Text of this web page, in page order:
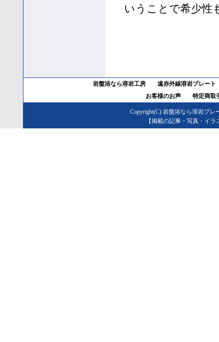
いうことで希少性
岩盤浴なら溶岩工房
遠赤外線溶岩プレート
お客様のお声
特定商取
Copyright(C) 岩盤浴なら溶岩プレ
【掲載の記事・写真・イ